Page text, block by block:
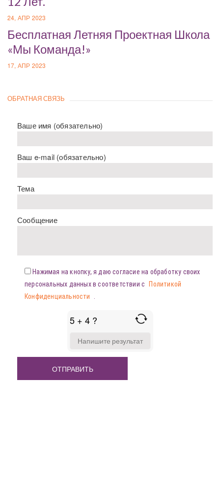
24, АПР 2023
Бесплатная Летняя Проектная Школа
«Мы Команда!»
17, АПР 2023
ОБРАТНАЯ СВЯЗЬ
Ваше имя (обязательно)
Ваш e-mail (обязательно)
Тема
Сообщение
Нажимая на кнопку, я даю согласие на обработку своих
персональных данных в соответствии с
Политикой
Конфиденциальности
5 + 4 ?
FOR
+